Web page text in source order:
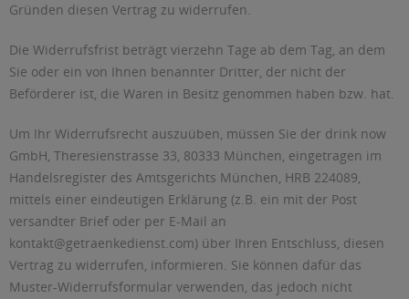
Gründen diesen Vertrag zu widerrufen.
Die Widerrufsfrist beträgt vierzehn Tage ab dem Tag, an dem
Sie oder ein von Ihnen benannter Dritter, der nicht der
Beförderer ist, die Waren in Besitz genommen haben bzw. hat.
Um Ihr Widerrufsrecht auszuüben, müssen Sie der drink now
GmbH, Theresienstrasse 33, 80333 München, eingetragen im
Handelsregister des Amtsgerichts München, HRB 224089,
mittels einer eindeutigen Erklärung (z.B. ein mit der Post
versandter Brief oder per E-Mail an
kontakt@getraenkedienst.com) über Ihren Entschluss, diesen
Vertrag zu widerrufen, informieren. Sie können dafür das
Muster-Widerrufsformular verwenden, das jedoch nicht